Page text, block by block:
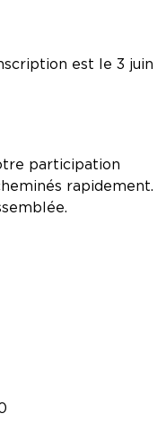
est le 3 juin
participation
rapidement.